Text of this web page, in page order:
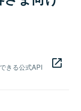
きる公式API